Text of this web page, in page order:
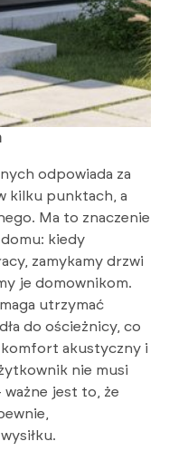
odpowiada za
kilku punktach, a
Ma to znaczenie
kiedy
zamykamy drzwi
je domownikom.
utrzymać
do ościeżnicy, co
komfort akustyczny i
nie musi
ważne jest to, że